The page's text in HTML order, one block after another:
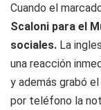
Cuando el
Scaloni para el
sociales. La
una reacción
y además grabó
por teléfono la